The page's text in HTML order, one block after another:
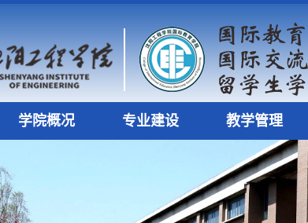
学院概况 专业建设 教学管理